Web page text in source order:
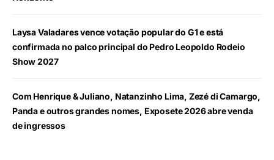
Laysa Valadares vence votação popular do G1 e está
confirmada no palco principal do Pedro Leopoldo Rodeio
Show 2027
Com Henrique & Juliano, Natanzinho Lima, Zezé di Camargo,
Panda e outros grandes nomes, Exposete 2026 abre venda
de ingressos